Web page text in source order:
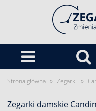
Strona główna » Zegarki »
Zegarki damskie